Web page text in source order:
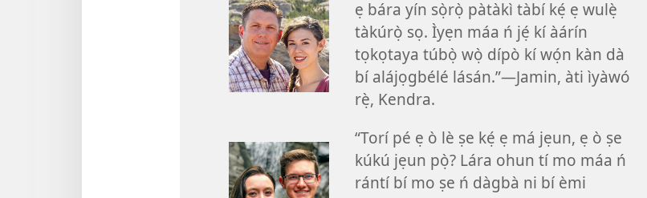
ẹ bára yín sọ̀rọ̀ pàtàkì tàbí kẹ́ ẹ wulẹ̀
tàkúrọ̀ sọ. Ìyẹn máa ń jẹ́ kí àárín
tọkọtaya túbọ̀ wọ̀ dípò kí wọ́n kàn dà
bí alájọgbélé lásán.”—Jamin, àti ìyàwó
rẹ̀, Kendra.
“Torí pé ẹ ò lè ṣe kẹ́ ẹ má jẹun, ẹ ò ṣe
kúkú jẹun pọ̀? Lára ohun tí mo máa ń
rántí bí mo ṣe ń dàgbà ni bí èmi